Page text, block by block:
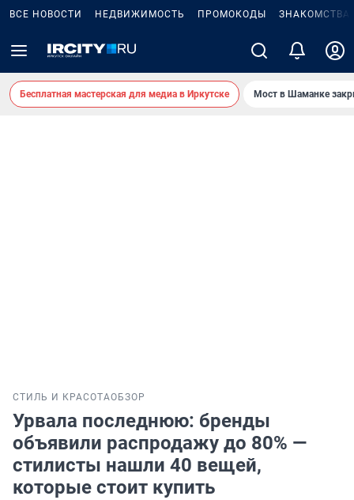
ВСЕ НОВОСТИ НЕДВИЖИМОСТЬ ПРОМОКОДЫ ЗНАКОМСТВА
Бесплатная мастерская для медиа в Иркутске Мост в Шаманке
СТИЛЬ И КРАСОТАОБЗОР
Урвала последнюю: бренды
объявили распродажу до 80% —
стилисты нашли 40 вещей,
которые стоит купить